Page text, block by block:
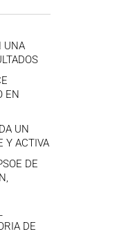
UNA
EN
UN
Y ACTIVA
DE
DE